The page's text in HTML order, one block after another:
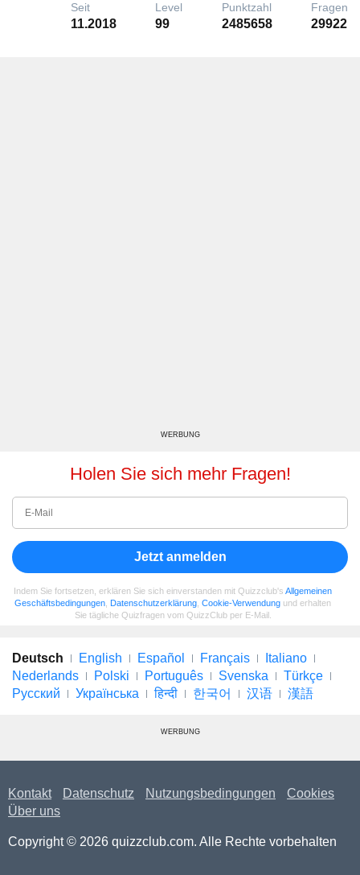
Seit
11.2018
Level
99
Punktzahl
2485658
Fragen
29922
WERBUNG
Holen Sie sich mehr Fragen!
Jetzt anmelden
Indem Sie fortsetzen, erklären Sie sich einverstanden mit Quizzclub's Allgemeinen
Geschäftsbedingungen Datenschutzerklärung Cookie-Verwendung und erhalten
Sie tägliche Quizfragen vom QuizzClub per E-Mail.
Deutsch English Español Français
Italiano
Nederlands
Polski Português Svenska
Türkçe
Русский
Українська हिन्दी 한국어 汉语 漢語
WERBUNG
Kontakt Datenschutz Nutzungsbedingungen
Cookies
Über uns
Copyright © 2026 quizzclub.com. Alle Rechte vorbehalten